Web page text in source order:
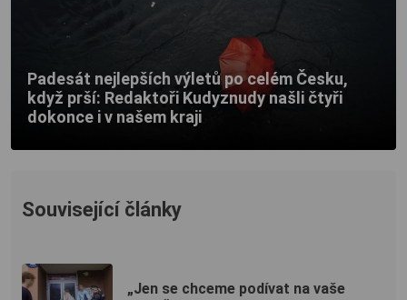
Padesát nejlepších výletů po celém Česku,
když prší: Redaktoři Kudyznudy našli čtyři
dokonce i v našem kraji
Související články
„Jen se chceme podívat na vaše